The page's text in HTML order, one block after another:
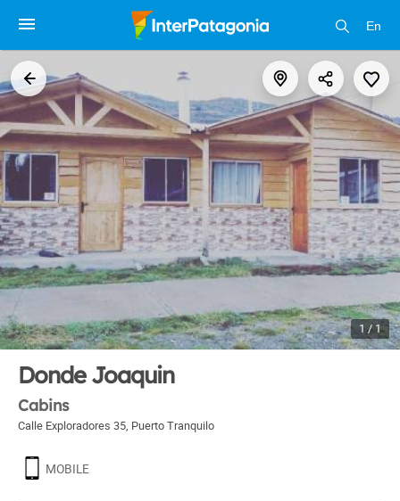
En
1 / 1
Donde Joaquin
Cabins
Calle Exploradores 35, Puerto Tranquilo
MOBILE